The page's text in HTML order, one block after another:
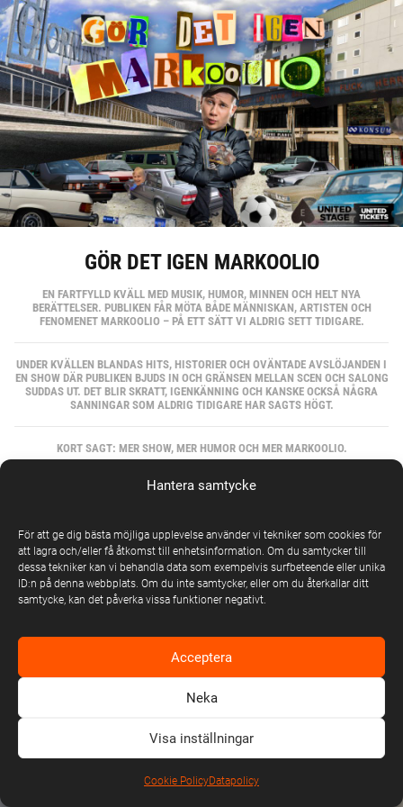
Hantera samtycke
För att ge dig bästa möjliga upplevelse använder vi tekniker som cookies för
att lagra och/eller få åtkomst till enhetsinformation. Om du samtycker till
dessa tekniker kan vi behandla data som exempelvis surfbeteende eller unika
ID:n på denna webbplats. Om du inte samtycker, eller om du återkallar ditt
samtycke, kan det påverka vissa funktioner negativt.
Acceptera
Neka
Visa inställningar
Cookie PolicyDatapolicy
GÖR DET IGEN MARKOOLIO
EN FARTFYLLD KVÄLL MED MUSIK, HUMOR, MINNEN OCH HELT NYA
BERÄTTELSER. PUBLIKEN FÅR MÖTA BÅDE MÄNNISKAN, ARTISTEN OCH
FENOMENET MARKOOLIO – PÅ ETT SÄTT VI ALDRIG SETT TIDIGARE.
UNDER KVÄLLEN BLANDAS HITS, HISTORIER OCH OVÄNTADE AVSLÖJANDEN I
EN SHOW DÄR PUBLIKEN BJUDS IN OCH GRÄNSEN MELLAN SCEN OCH SALONG
SUDDAS UT. DET BLIR SKRATT, IGENKÄNNING OCH KANSKE OCKSÅ NÅGRA
SANNINGAR SOM ALDRIG TIDIGARE HAR SAGTS HÖGT.
KORT SAGT: MER SHOW, MER HUMOR OCH MER MARKOOLIO.